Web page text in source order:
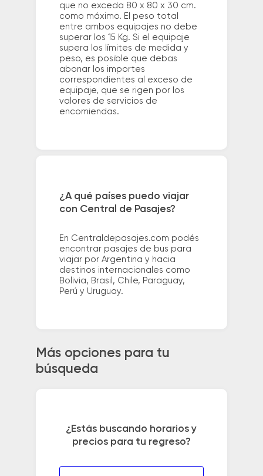
que no exceda 80 x 80 x 30 cm.
como máximo. El peso total
entre ambos equipajes no debe
superar los 15 Kg. Si el equipaje
supera los límites de medida y
peso, es posible que debas
abonar los importes
correspondientes al exceso de
equipaje, que se rigen por los
valores de servicios de
encomiendas.
¿A qué países puedo viajar
con Central de Pasajes?
En Centraldepasajes.com podés
encontrar pasajes de bus para
viajar por Argentina y hacia
destinos internacionales como
Bolivia, Brasil, Chile, Paraguay,
Perú y Uruguay.
Más opciones para tu
búsqueda
¿Estás buscando horarios y
precios para tu regreso?